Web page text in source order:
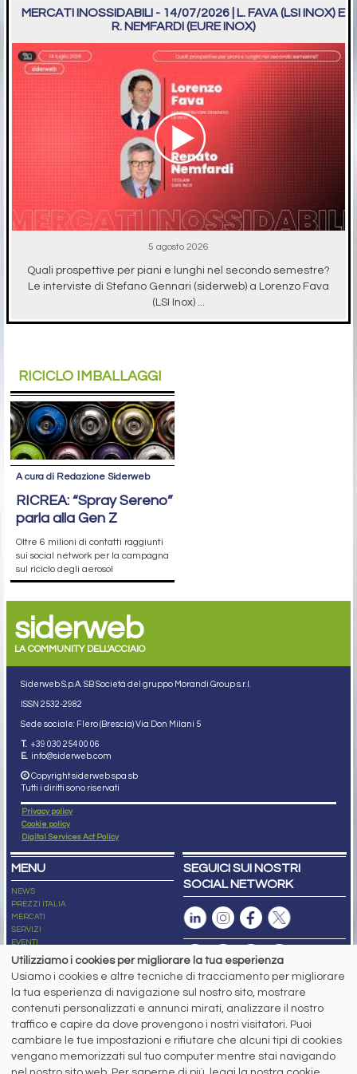
MERCATI INOSSIDABILI - 14/07/2026 | L. FAVA (LSI INOX) E
R. NEMFARDI (EURE INOX)
5 agosto 2026
Quali prospettive per piani e lunghi nel secondo semestre?
Le interviste di Stefano Gennari (siderweb) a Lorenzo Fava
(LSI Inox) ...
RICICLO IMBALLAGGI
A cura di Redazione Siderweb
RICREA: “Spray Sereno”
parla alla Gen Z
Oltre 6 milioni di contatti raggiunti
sui social network per la campagna
sul riciclo degli aerosol
siderweb
LA COMMUNITY DELL'ACCIAIO
Siderweb S.p.A. SB Società del gruppo Morandi Group s.r.l.
ISSN 2532-2982
Sede sociale: Flero (Brescia) Via Don Milani 5
T. +39 030 254 00 06
E. info@siderweb.com
Copyright siderweb spa sb
Tutti i diritti sono riservati
Privacy policy
Cookie policy
Digital Services Act Policy
MENU
NEWS
PREZZI ITALIA
MERCATI
SERVIZI
EVENTI
ABBONAMENTI
NEWSLETTER
SEGUICI SUI NOSTRI
SOCIAL NETWORK
Capitale Sociale: 190.000€ interamente versato
Registro delle Imprese di Brescia
Codice Fiscale e Partita I.V.A.:IT03562320170
R.E.A. n. 419331
www.siderweb.com: Autorizzazione del Tribunale di Brescia n. 11/2004 del 17
marzo 2004, Iscrizione al R.O.C. n. 26116.
Utilizziamo i cookies per migliorare la tua esperienza
Usiamo i cookies e altre tecniche di tracciamento per migliorare
la tua esperienza di navigazione sul nostro sito, mostrare
contenuti personalizzati e annunci mirati, analizzare il nostro
traffico e capire da dove provengono i nostri visitatori. Puoi
cambiare le tue impostazioni e rifiutare che alcuni tipi di cookies
vengano memorizzati sul tuo computer mentre stai navigando